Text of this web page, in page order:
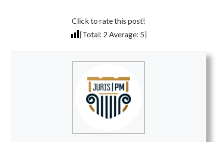
Click to rate this post!
[Total: 2 Average: 5]